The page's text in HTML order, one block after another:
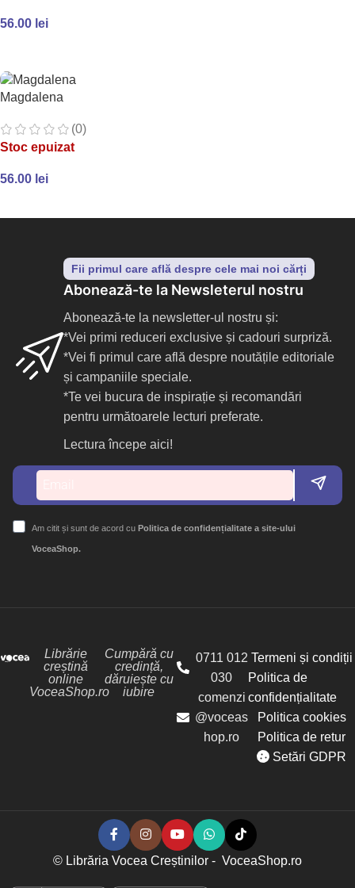
56.00 lei
Magdalena
(0)
Stoc epuizat
56.00 lei
Fii primul care află despre cele mai noi cărți
Abonează-te la Newsleterul nostru
Abonează-te la newsletter-ul nostru și:
*Vei primi reduceri exclusive și cadouri surpriză.
*Vei fi primul care află despre noutățile editoriale
și campaniile speciale.
*Te vei bucura de inspirație și recomandări
pentru următoarele lecturi preferate.
Lectura începe aici!
Am citit și sunt de acord cu Politica de confidențialitate a site-ului
VoceaShop.
Librărie
creștină
online
VoceaShop.ro
Cumpără cu
credință,
dăruiește cu
iubire
0711 012
030
comenzi
@voceas
hop.ro
Termeni și condiții
Politica de
confidențialitate
Politica cookies
Politica de retur
Setări GDPR
© Librăria Vocea Creștinilor - VoceaShop.ro